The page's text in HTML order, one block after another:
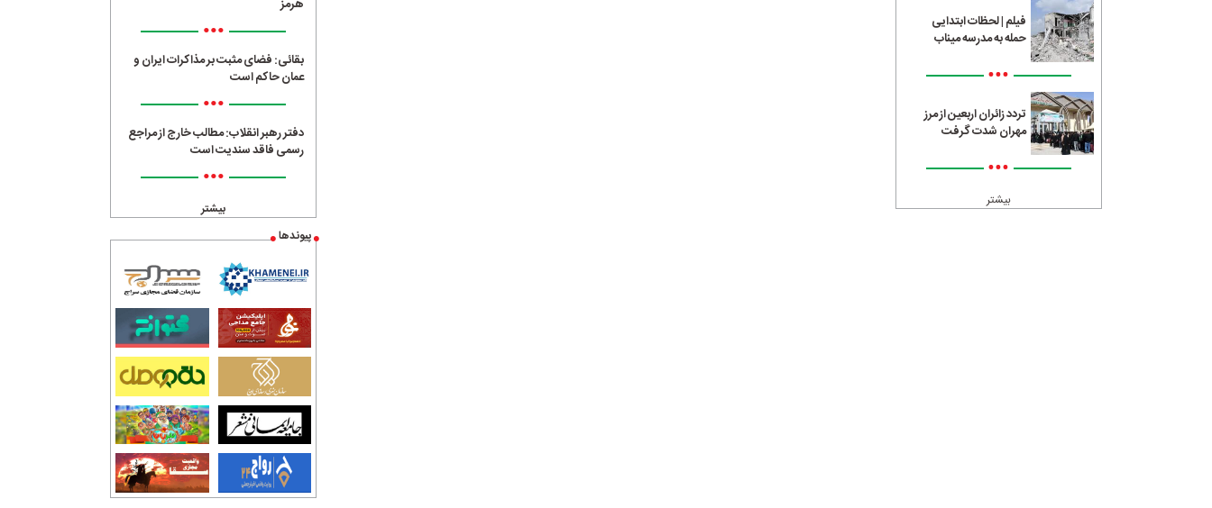
فیلم | لحظات ابتدایی
حمله به مدرسه میناب
•••
تردد زائران اربعین از مرز
مهران شدت گرفت
•••
بیشتر
هرمز
•••
بقائی: فضای مثبت بر مذاکرات ایران و
عمان حاکم است
•••
دفتر رهبر انقلاب: مطالب خارج از مراجع
رسمی فاقد سندیت است
•••
بیشتر
پیوندها